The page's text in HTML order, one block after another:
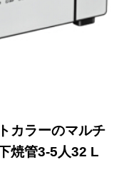
カラーのマルチ
焼管3-5人32 L